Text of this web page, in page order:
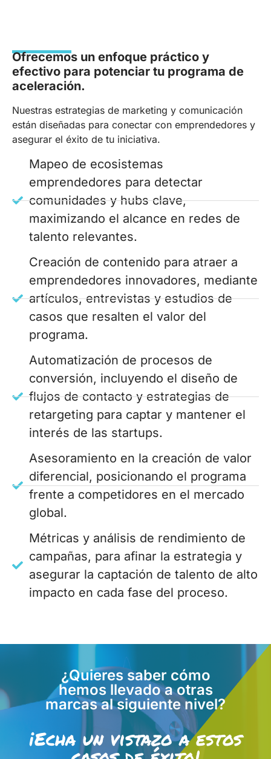
Ofrecemos un enfoque práctico y
efectivo para potenciar tu programa de
aceleración.
Nuestras estrategias de marketing y comunicación
están diseñadas para conectar con emprendedores y
asegurar el éxito de tu iniciativa.
Mapeo de ecosistemas
emprendedores para detectar
comunidades y hubs clave,
maximizando el alcance en redes de
talento relevantes.
Creación de contenido para atraer a
emprendedores innovadores, mediante
artículos, entrevistas y estudios de
casos que resalten el valor del
programa.
Automatización de procesos de
conversión, incluyendo el diseño de
flujos de contacto y estrategias de
retargeting para captar y mantener el
interés de las startups.
Asesoramiento en la creación de valor
diferencial, posicionando el programa
frente a competidores en el mercado
global.
Métricas y análisis de rendimiento de
campañas, para afinar la estrategia y
asegurar la captación de talento de alto
impacto en cada fase del proceso.
¿Quieres saber cómo
hemos llevado a otras
marcas al siguiente nivel?
¡Echa un vistazo a estos